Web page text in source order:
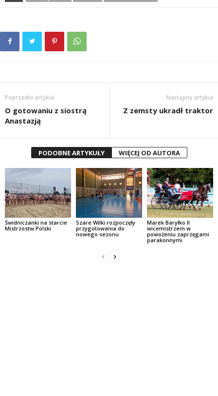
Poprzedni artykuł
O gotowaniu z siostrą
Anastazją
Następny artykuł
Z zemsty ukradł traktor
PODOBNE ARTYKUŁY WIĘCEJ OD AUTORA
Świdniczanki na starcie
Mistrzostw Polski
Szare Wilki rozpoczęły
przygotowania do
nowego sezonu
Marek Baryłko II
wicemistrzem w
powożeniu zaprzęgami
parakonnymi